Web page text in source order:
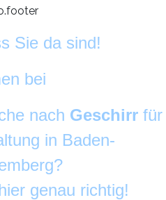
Sie da sind!
bei
nach Geschirr für
in Baden-
genau richtig!